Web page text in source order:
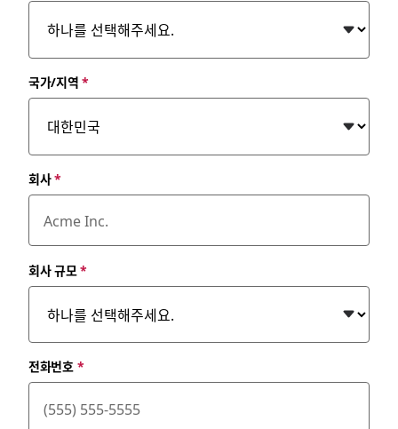
국가/지역 *
회사*
회사 규모 *
전화번호*